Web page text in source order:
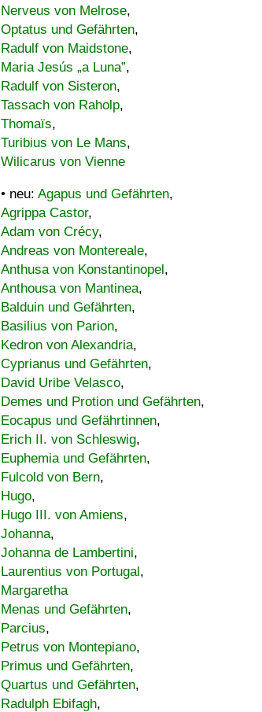
Nerveus von Melrose,
Optatus und Gefährten,
Radulf von Maidstone,
Maria Jesús „a Luna”,
Radulf von Sisteron,
Tassach von Raholp,
Thomaïs,
Turibius von Le Mans,
Wilicarus von Vienne
• neu: Agapus und Gefährten,
Agrippa Castor,
Adam von Crécy,
Andreas von Montereale,
Anthusa von Konstantinopel,
Anthousa von Mantinea,
Balduin und Gefährten,
Basilius von Parion,
Kedron von Alexandria,
Cyprianus und Gefährten,
David Uribe Velasco,
Demes und Protion und Gefährten,
Eocapus und Gefährtinnen,
Erich II. von Schleswig,
Euphemia und Gefährten,
Fulcold von Bern,
Hugo,
Hugo III. von Amiens,
Johanna,
Johanna de Lambertini,
Laurentius von Portugal,
Margaretha
Menas und Gefährten,
Parcius,
Petrus von Montepiano,
Primus und Gefährten,
Quartus und Gefährten,
Radulph Ebifagh,